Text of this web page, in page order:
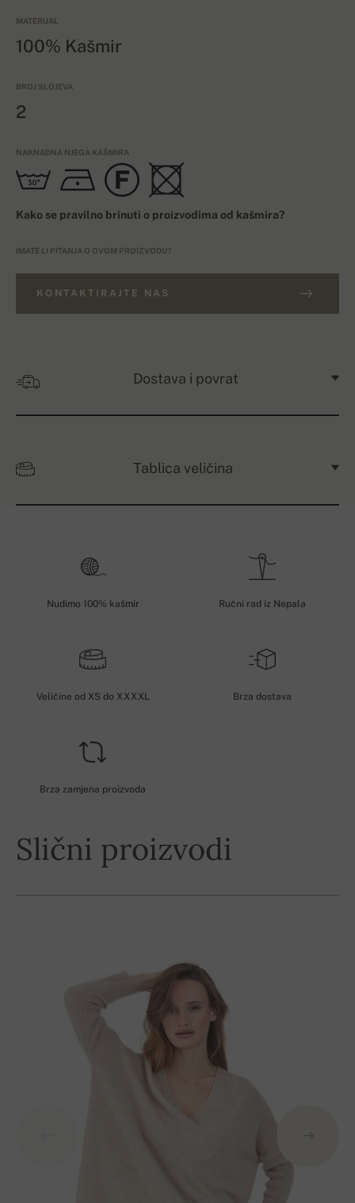
MATERIJAL
100% Kašmir
BROJ SLOJEVA
2
NAKNADNA NJEGA KAŠMIRA
Kako se pravilno brinuti o proizvodima od kašmira?
IMATE LI PITANJA O OVOM PROIZVODU?
KONTAKTIRAJTE NAS
Dostava i povrat
Tablica veličina
Nudimo 100% kašmir Ručni rad iz Nepala
Veličine od XS do XXXXL Brza dostava
Brza zamjena proizvoda
Slični proizvodi